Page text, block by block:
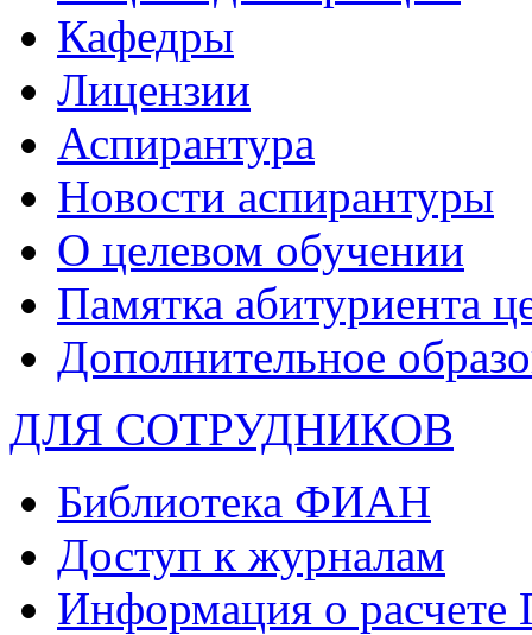
Кафедры
Лицензии
Аспирантура
Новости аспирантуры
О целевом обучении
Памятка абитуриента
Дополнительное
ДЛЯ СОТРУДНИКОВ
Библиотека ФИАН
Доступ к журналам
Информация о